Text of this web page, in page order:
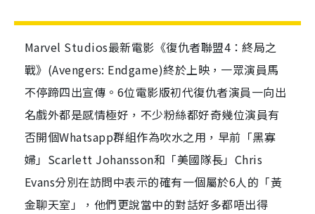
Marvel Studios最新電影《復仇者聯盟4：終局之
戰》(Avengers: Endgame)終於上映，一眾演員馬
不停蹄四出宣傳。6位電影版初代復仇者演員一向出
名戲外都是感情極好，不少粉絲都好奇幾位演員有
否開個Whatsapp群組作為吹水之用，早前「黑寡
婦」Scarlett Johansson和「美國隊長」Chris
Evans分別在訪問中表示的確有一個屬於6人的「黃
金聊天室」，他們更說當中的對話好多都唔出得